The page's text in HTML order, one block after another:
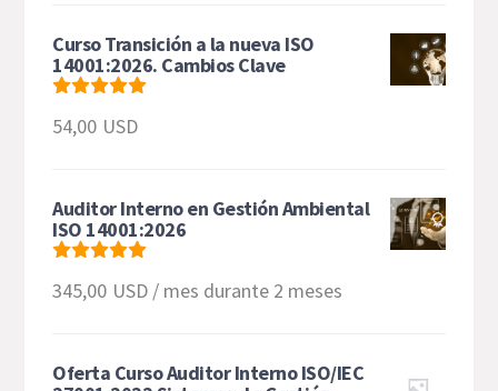
Curso Transición a la nueva ISO
14001:2026. Cambios Clave
con5 de 5
54,00 USD
Auditor Interno en Gestión Ambiental
ISO 14001:2026
con5.00
345,00 USD / mes durante 2 meses
Oferta Curso Auditor Interno ISO/IEC